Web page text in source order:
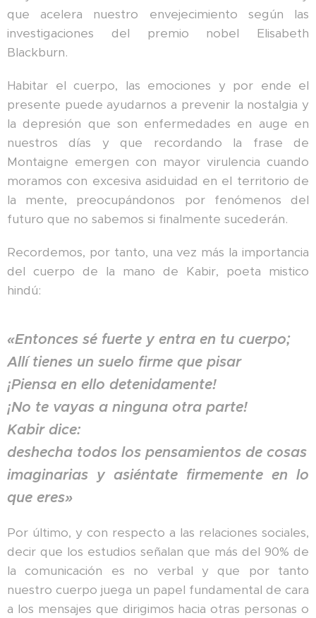
que acelera nuestro envejecimiento según las
investigaciones del premio nobel Elisabeth
Blackburn.
Habitar el cuerpo, las emociones y por ende el
presente puede ayudarnos a prevenir la nostalgia y
la depresión que son enfermedades en auge en
nuestros días y que recordando la frase de
Montaigne emergen con mayor virulencia cuando
moramos con excesiva asiduidad en el territorio de
la mente, preocupándonos por fenómenos del
futuro que no sabemos si finalmente sucederán.
Recordemos, por tanto, una vez más la importancia
del cuerpo de la mano de Kabir, poeta mistico
hindú:
«Entonces sé fuerte y entra en tu cuerpo;
Allí tienes un suelo firme que pisar
¡Piensa en ello detenidamente!
¡No te vayas a ninguna otra parte!
Kabir dice:
deshecha todos los pensamientos de cosas
imaginarias y asiéntate firmemente en lo
que eres»
Por último, y con respecto a las relaciones sociales,
decir que los estudios señalan que más del 90% de
la comunicación es no verbal y que por tanto
nuestro cuerpo juega un papel fundamental de cara
a los mensajes que dirigimos hacia otras personas o